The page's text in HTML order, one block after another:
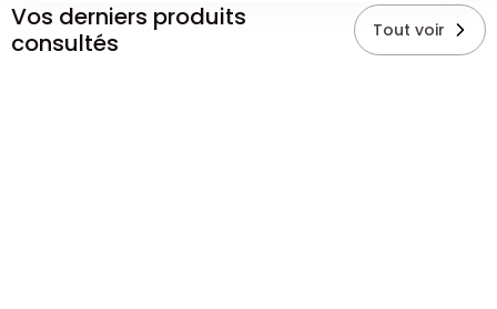
Vos derniers produits
consultés
Tout voir